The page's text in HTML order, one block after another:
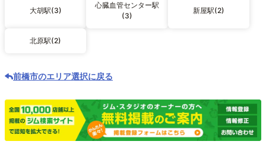
大胡駅(3)
心臓血管センター駅
(3)
新屋駅(2)
北原駅(2)
前橋市のエリア選択に戻る